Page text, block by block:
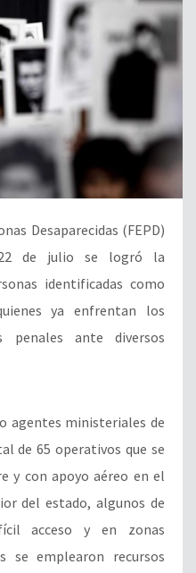
Desaparecidas (FEPD)
de julio se logró la
identificadas como
ya enfrentan los
penales ante diversos
agentes ministeriales de
de 65 operativos que se
y con apoyo aéreo en el
del estado, algunos de
acceso y en zonas
se emplearon recursos